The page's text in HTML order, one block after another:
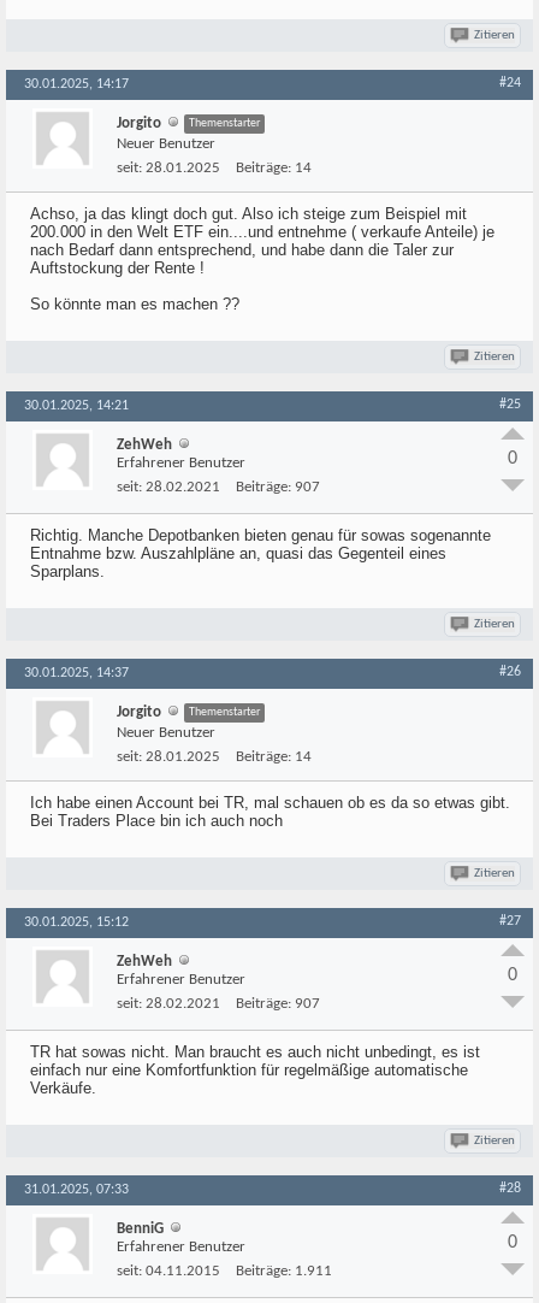
Zitieren
30.01.2025, 14:17 #24
Jorgito Themenstarter
Neuer Benutzer
seit: 28.01.2025 Beiträge: 14
Achso, ja das klingt doch gut. Also ich steige zum Beispiel mit
200.000 in den Welt ETF ein....und entnehme ( verkaufe Anteile) je
nach Bedarf dann entsprechend, und habe dann die Taler zur
Auftstockung der Rente !
So könnte man es machen ??
Zitieren
30.01.2025, 14:21 #25
ZehWeh
Erfahrener Benutzer
seit: 28.02.2021 Beiträge: 907
0
Richtig. Manche Depotbanken bieten genau für sowas sogenannte
Entnahme bzw. Auszahlpläne an, quasi das Gegenteil eines
Sparplans.
Zitieren
30.01.2025, 14:37 #26
Jorgito Themenstarter
Neuer Benutzer
seit: 28.01.2025 Beiträge: 14
Ich habe einen Account bei TR, mal schauen ob es da so etwas gibt.
Bei Traders Place bin ich auch noch
Zitieren
30.01.2025, 15:12 #27
ZehWeh
Erfahrener Benutzer
seit: 28.02.2021 Beiträge: 907
0
TR hat sowas nicht. Man braucht es auch nicht unbedingt, es ist
einfach nur eine Komfortfunktion für regelmäßige automatische
Verkäufe.
Zitieren
31.01.2025, 07:33 #28
BenniG
Erfahrener Benutzer
seit: 04.11.2015 Beiträge: 1.911
0